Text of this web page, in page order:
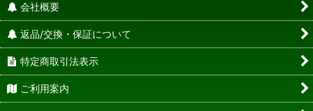
会社概要
返品/交換・保証について
特定商取引法表示
ご利用案内